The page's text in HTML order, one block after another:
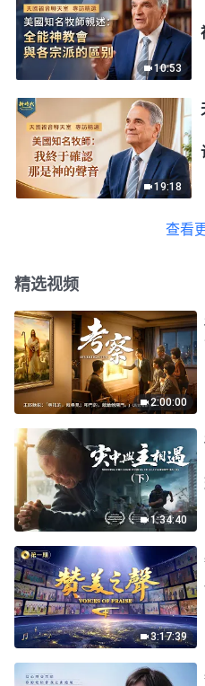
10:53
19:18
查看
精选视频
2:00:00
1:34:40
3:17:39